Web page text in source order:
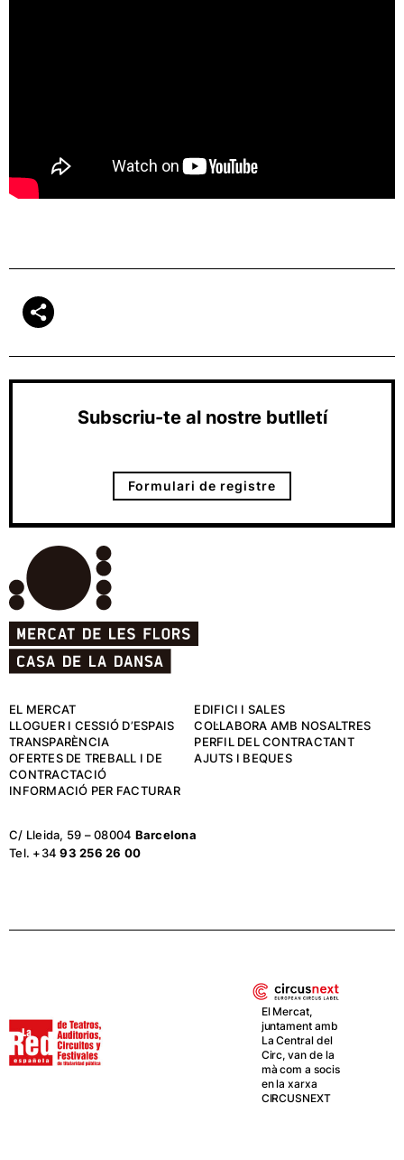
Subscriu-te al nostre butlletí
Formulari de registre
EL MERCAT
EDIFICI I SALES
LLOGUER I CESSIÓ D’ESPAIS
COL·LABORA AMB NOSALTRES
TRANSPARÈNCIA
PERFIL DEL CONTRACTANT
OFERTES DE TREBALL I DE
CONTRACTACIÓ
AJUTS I BEQUES
INFORMACIÓ PER FACTURAR
C/ Lleida, 59 – 08004 Barcelona
Tel. +3493 256 26 00
El Mercat,
juntament amb
La Central del
Circ, van de la
mà com a socis
en la xarxa
CIRCUSNEXT